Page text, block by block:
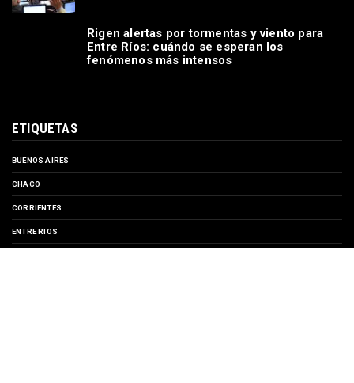
Rigen alertas por tormentas y viento para
Entre Ríos: cuándo se esperan los
fenómenos más intensos
ETIQUETAS
BUENOS AIRES
CHACO
CORRIENTES
ENTRE RIOS